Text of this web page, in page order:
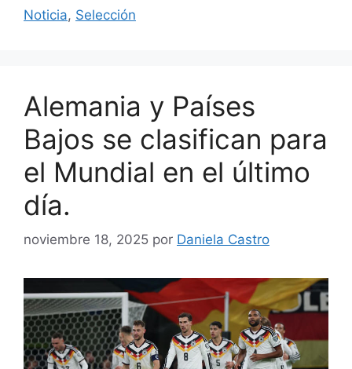
Noticia, Selección
Alemania y Países
Bajos se clasifican para
el Mundial en el último
día.
noviembre 18, 2025 por Daniela Castro